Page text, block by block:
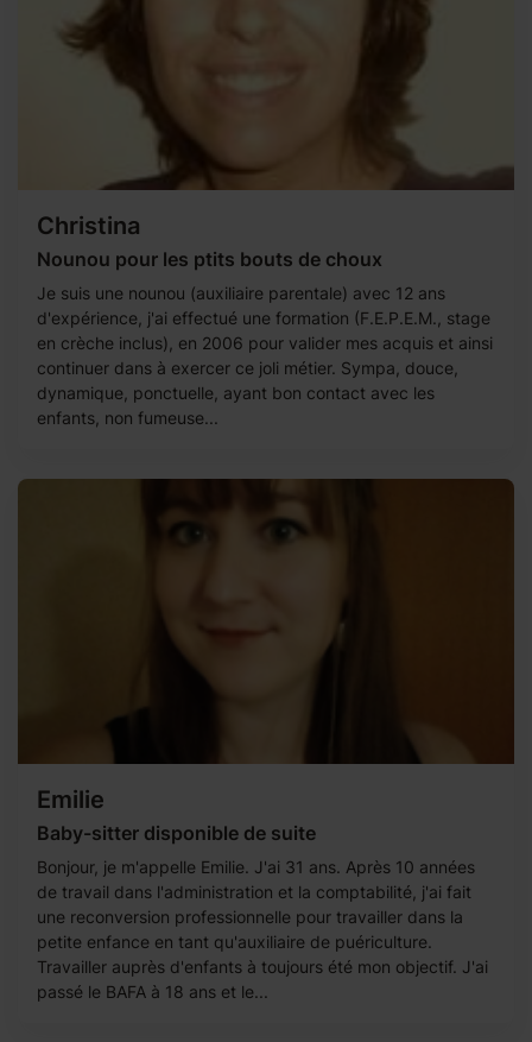
Christina
Nounou pour les ptits bouts de choux
Je suis une nounou (auxiliaire parentale) avec 12 ans
d'expérience, j'ai effectué une formation (F.E.P.E.M., stage
en crèche inclus), en 2006 pour valider mes acquis et ainsi
continuer dans à exercer ce joli métier. Sympa, douce,
dynamique, ponctuelle, ayant bon contact avec les
enfants, non fumeuse...
Emilie
Baby-sitter disponible de suite
Bonjour, je m'appelle Emilie. J'ai 31 ans. Après 10 années
de travail dans l'administration et la comptabilité, j'ai fait
une reconversion professionnelle pour travailler dans la
petite enfance en tant qu'auxiliaire de puériculture.
Travailler auprès d'enfants à toujours été mon objectif. J'ai
passé le BAFA à 18 ans et le...